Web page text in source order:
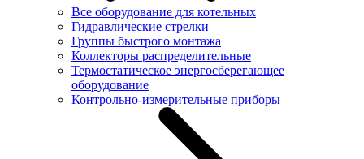
Все оборудование для котельных
Гидравлические стрелки
Группы быстрого монтажа
Коллекторы распределительные
Термостатическое энергосберегающее
оборудование
Контрольно-измерительные приборы